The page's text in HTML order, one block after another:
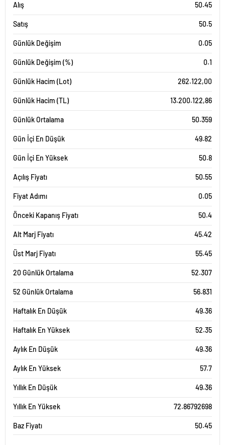
Alış 50.45
Satış 50.5
Günlük Değişim 0.05
Günlük Değişim (%) 0.1
Günlük Hacim (Lot) 262.122,00
Günlük Hacim (TL) 13.200.122,86
Günlük Ortalama 50.359
Gün İçi En Düşük 49.82
Gün İçi En Yüksek 50.8
Açılış Fiyatı 50.55
Fiyat Adımı 0.05
Önceki Kapanış Fiyatı 50.4
Alt Marj Fiyatı 45.42
Üst Marj Fiyatı 55.45
20 Günlük Ortalama 52.307
52 Günlük Ortalama 56.831
Haftalık En Düşük 49.36
Haftalık En Yüksek 52.35
Aylık En Düşük 49.36
Aylık En Yüksek 57.7
Yıllık En Düşük 49.36
Yıllık En Yüksek 72.86792698
Baz Fiyatı 50.45